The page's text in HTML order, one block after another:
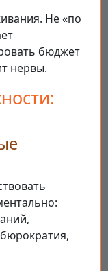
Не «по
бюджет
нервы.